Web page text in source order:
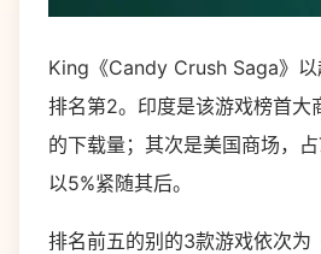
King《Candy Crush Saga》
排名第2。印度是该游戏榜首大
的下载量；其次是美国商场，
以5%紧随其后。
排名前五的别的3款游戏依次为